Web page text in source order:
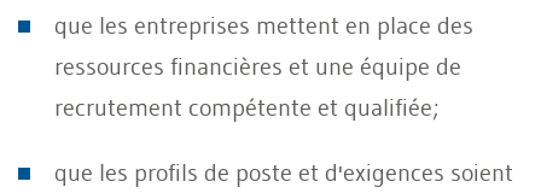
que les entreprises mettent en place des
ressources financières et une équipe de
recrutement compétente et qualifiée;
que les profils de poste et d'exigences soient